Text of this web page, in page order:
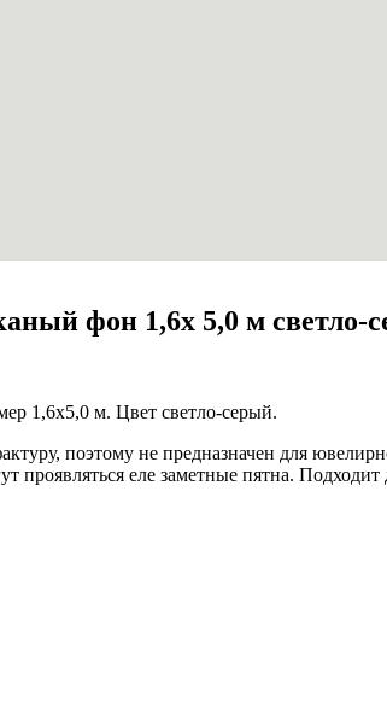
фон 1,6х 5,0 м светло-
1,6х5,0 м. Цвет светло-серый.
поэтому не предназначен для
проявляться еле заметные пятна.